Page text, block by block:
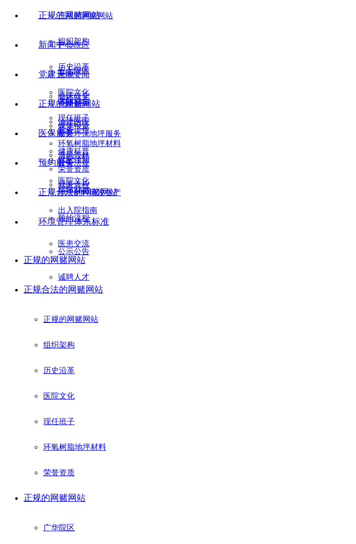
正规的网赌网站
组织架构
历史沿革
医院文化
现任班子
环氧树脂地坪材料
荣誉资质
正规的网赌网站
广华院区
五七院区
临床研究
油建医院
新闻中心
医院要闻
医院动态
媒体报道
健康科普
党建天地
党建新闻
党务工作
清风杏林
医院文化
正规的网赌网站
耐磨环保地坪服务
就医须知
就医流程
出入院指南
医保服务
政策法规
信息公示
预约服务
地坪材料研发生产
预约流程
医患交流
正规合法的网赌网站
环境管理体系标准
公示公告
诚聘人才
正规的网赌网站
正规合法的网赌网站
正规的网赌网站
组织架构
历史沿革
医院文化
现任班子
环氧树脂地坪材料
荣誉资质
正规的网赌网站
广华院区